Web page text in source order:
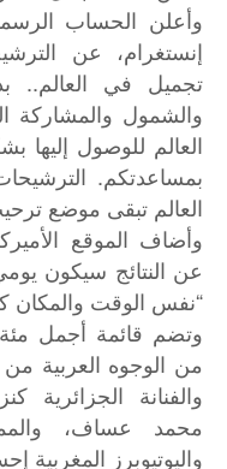
وأعلن الحساب
إنستغرام، عن
تجميل في العالم..
والشمول والمشاركة
العالم للوصول
بمساعدتكم.
العالم تبقى موضع
وأضاف الموقع
“نفس الوقت والمكان
وتضم قائمة أجمل مئة
من الوجوه العربية من
والفنانة الجزائرية
محمد عساف،
واليوتيوبرز المغربية